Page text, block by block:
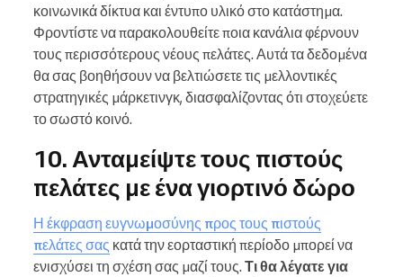
κοινωνικά δίκτυα και έντυπο υλικό στο κατάστημα.
Φροντίστε να παρακολουθείτε ποια κανάλια φέρνουν
τους περισσότερους νέους πελάτες. Αυτά τα δεδομένα
θα σας βοηθήσουν να βελτιώσετε τις μελλοντικές
στρατηγικές μάρκετινγκ, διασφαλίζοντας ότι στοχεύετε
το σωστό κοινό.
10. Ανταμείψτε τους πιστούς
πελάτες με ένα γιορτινό δώρο
Η έκφραση ευγνωμοσύνης προς τους πιστούς
πελάτες σας κατά την εορταστική περίοδο μπορεί να
ενισχύσει τη σχέση σας μαζί τους. Τι θα λέγατε για